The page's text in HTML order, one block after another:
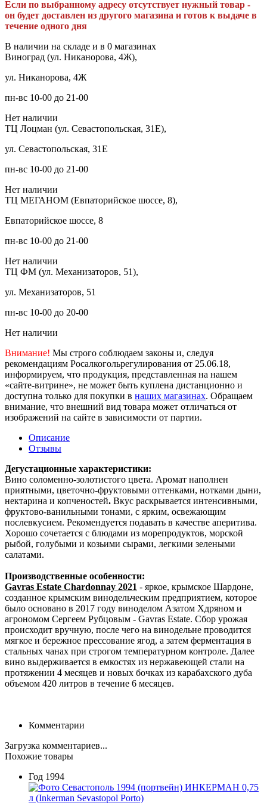
Если по выбранному адресу отсутствует нужный товар -
он будет доставлен из другого магазина и готов к выдаче в
течение одного дня
В наличии на складе и в 0 магазинах
Виноград (ул. Никанорова, 4Ж),
ул. Никанорова, 4Ж
пн-вс 10-00 до 21-00
Нет наличии
ТЦ Лоцман (ул. Севастопольская, 31Е),
ул. Севастопольская, 31Е
пн-вс 10-00 до 21-00
Нет наличии
ТЦ МЕГАНОМ (Евпаторийское шоссе, 8),
Евпаторийское шоссе, 8
пн-вс 10-00 до 21-00
Нет наличии
ТЦ ФМ (ул. Механизаторов, 51),
ул. Механизаторов, 51
пн-вс 10-00 до 20-00
Нет наличии
Внимание! Мы строго соблюдаем законы и, следуя
рекомендациям Росалкогольрегулирования от 25.06.18,
информируем, что продукция, представленная на нашем
«сайте-витрине», не может быть куплена дистанционно и
доступна только для покупки в наших магазинах. Обращаем
внимание, что внешний вид товара может отличаться от
изображений на сайте в зависимости от партии.
Описание
Отзывы
Дегустационные характеристики:
Вино соломенно-золотистого цвета. Аромат наполнен
приятными, цветочно-фруктовыми оттенками, нотками дыни,
нектарина и копченостей. Вкус раскрывается интенсивными,
фруктово-ванильными тонами, с ярким, освежающим
послевкусием. Рекомендуется подавать в качестве аперитива.
Хорошо сочетается с блюдами из морепродуктов, морской
рыбой, голубыми и козьими сырами, легкими зелеными
салатами.
Производственные особенности:
Gavras Estate Chardonnay 2021 - яркое, крымское Шардоне,
созданное крымским винодельческим предприятием, которое
было основано в 2017 году виноделом Азатом Хдряном и
агрономом Сергеем Рубцовым - Gavras Estate. Сбор урожая
происходит вручную, после чего на винодельне проводится
мягкое и бережное прессование ягод, а затем ферментация в
стальных чанах при строгом температурном контроле. Далее
вино выдерживается в емкостях из нержавеющей стали на
протяжении 4 месяцев и новых бочках из карабахского дуба
объемом 420 литров в течение 6 месяцев.
Комментарии
Загрузка комментариев...
Похожие товары
Год 1994